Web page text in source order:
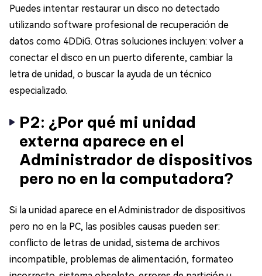
Puedes intentar restaurar un disco no detectado
utilizando software profesional de recuperación de
datos como 4DDiG. Otras soluciones incluyen: volver a
conectar el disco en un puerto diferente, cambiar la
letra de unidad, o buscar la ayuda de un técnico
especializado.
P2: ¿Por qué mi unidad
externa aparece en el
Administrador de dispositivos
pero no en la computadora?
Si la unidad aparece en el Administrador de dispositivos
pero no en la PC, las posibles causas pueden ser:
conflicto de letras de unidad, sistema de archivos
incompatible, problemas de alimentación, formateo